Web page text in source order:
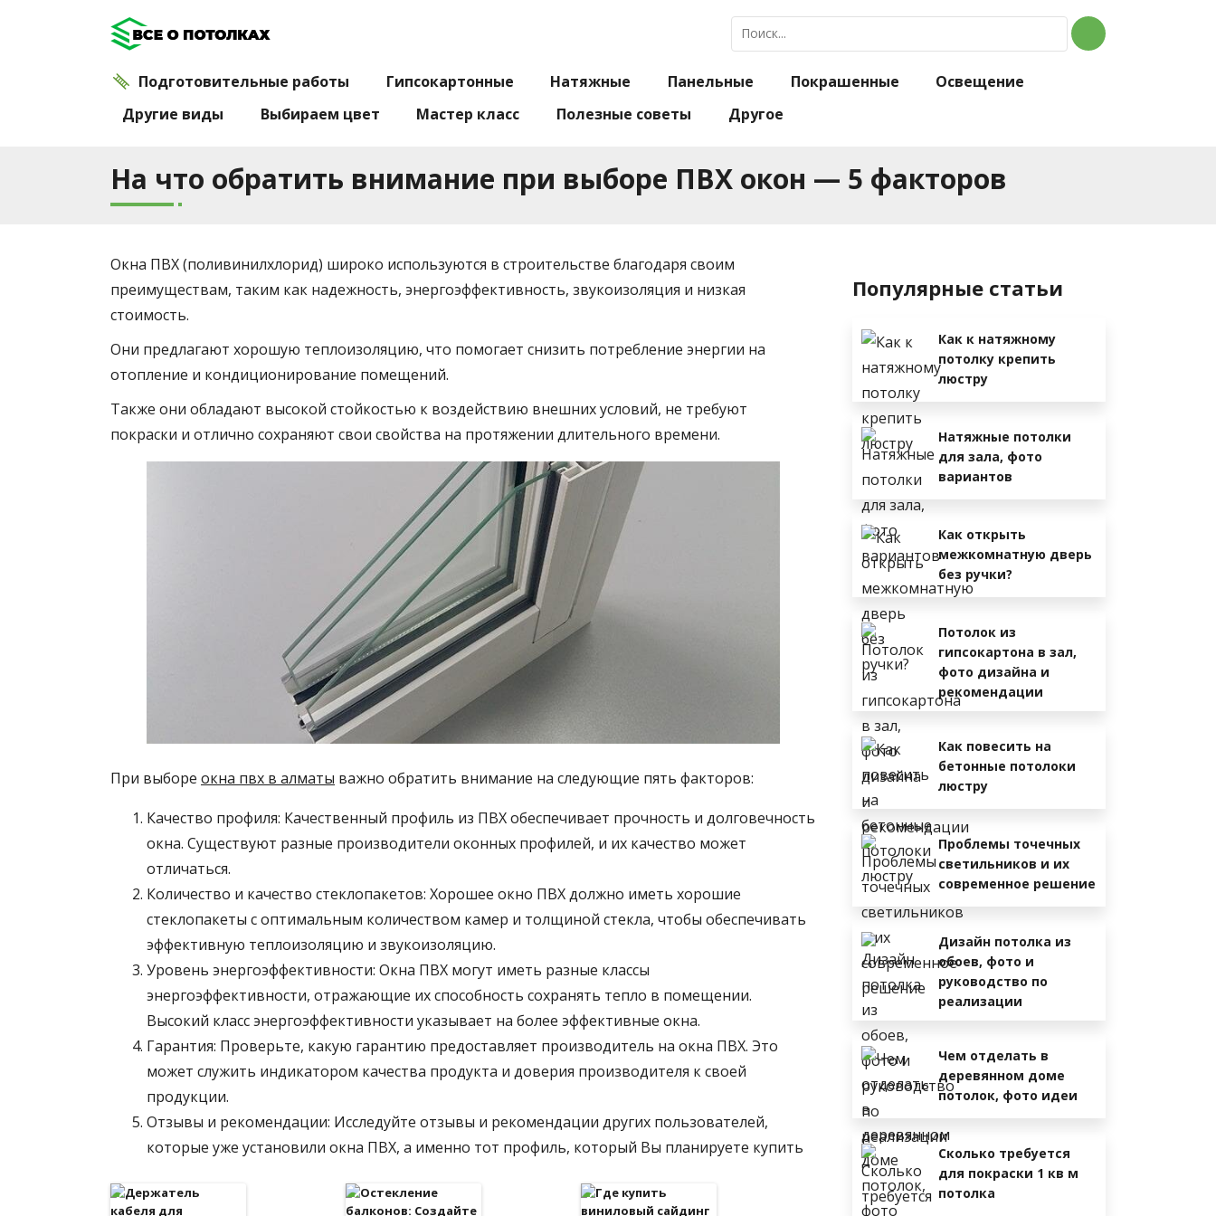
Подготовительные работы Гипсокартонные Натяжные Панельные Покрашенные
Освещение
Другие виды
Выбираем цвет Мастер класс Полезные советы Другое
На что обратить внимание при выборе ПВХ окон — 5 факторов
Окна ПВХ (поливинилхлорид) широко используются в строительстве благодаря своим
преимуществам, таким как надежность, энергоэффективность, звукоизоляция и низкая
стоимость.
Они предлагают хорошую теплоизоляцию, что помогает снизить потребление энергии на
отопление и кондиционирование помещений.
Также они обладают высокой стойкостью к воздействию внешних условий, не требуют
покраски и отлично сохраняют свои свойства на протяжении длительного времени.
При выборе окна пвх в алматы важно обратить внимание на следующие пять факторов:
Качество профиля: Качественный профиль из ПВХ обеспечивает прочность и долговечность
окна. Существуют разные производители оконных профилей, и их качество может
отличаться.
Количество и качество стеклопакетов: Хорошее окно ПВХ должно иметь хорошие
стеклопакеты с оптимальным количеством камер и толщиной стекла, чтобы обеспечивать
эффективную теплоизоляцию и звукоизоляцию.
Уровень энергоэффективности: Окна ПВХ могут иметь разные классы
энергоэффективности, отражающие их способность сохранять тепло в помещении.
Высокий класс энергоэффективности указывает на более эффективные окна.
Гарантия: Проверьте, какую гарантию предоставляет производитель на окна ПВХ. Это
может служить индикатором качества продукта и доверия производителя к своей
продукции.
Отзывы и рекомендации: Исследуйте отзывы и рекомендации других пользователей,
которые уже установили окна ПВХ, а именно тот профиль, который Вы планируете купить
Популярные статьи
Как к натяжному
потолку крепить
люстру
Натяжные потолки
для зала, фото
вариантов
Как открыть
межкомнатную дверь
без ручки?
Потолок из
гипсокартона в зал,
фото дизайна и
рекомендации
Как повесить на
бетонные потолоки
люстру
Проблемы точечных
светильников и их
современное решение
Дизайн потолка из
обоев, фото и
руководство по
реализации
Чем отделать в
деревянном доме
потолок, фото идеи
Сколько требуется
для покраски 1 кв м
потолка